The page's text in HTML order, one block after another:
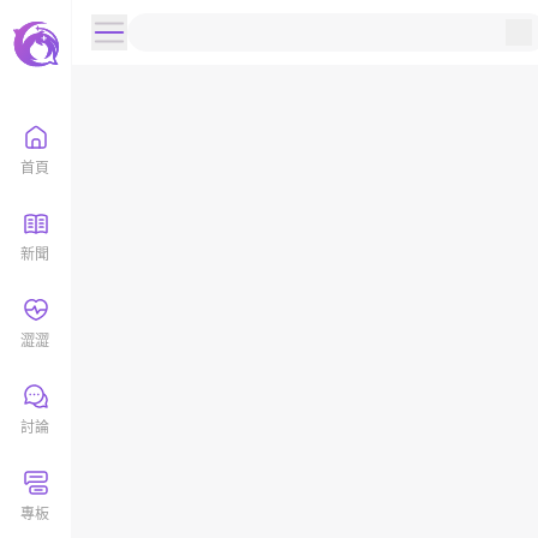
首頁
新聞
澀澀
討論
專板